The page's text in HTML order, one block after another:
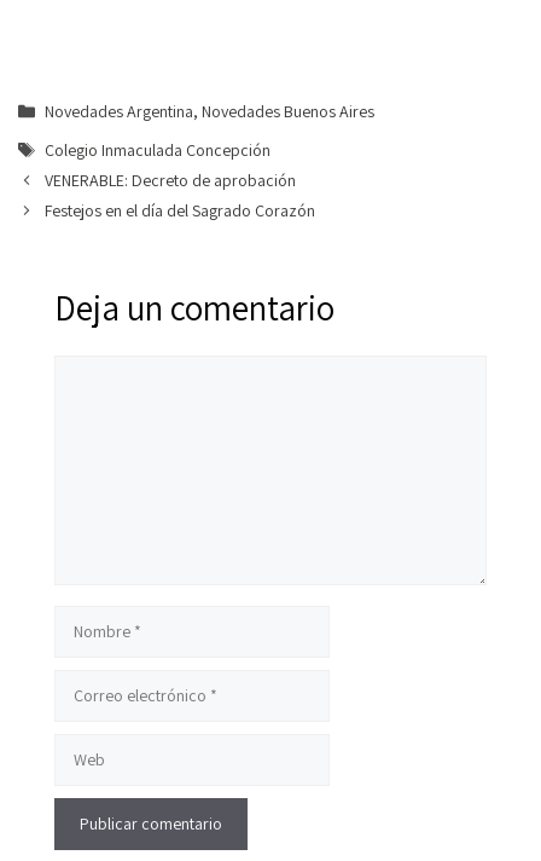
Categorías
Novedades Argentina, Novedades Buenos Aires
Etiquetas
Colegio Inmaculada Concepción
VENERABLE: Decreto de aprobación
Festejos en el día del Sagrado Corazón
Deja un comentario